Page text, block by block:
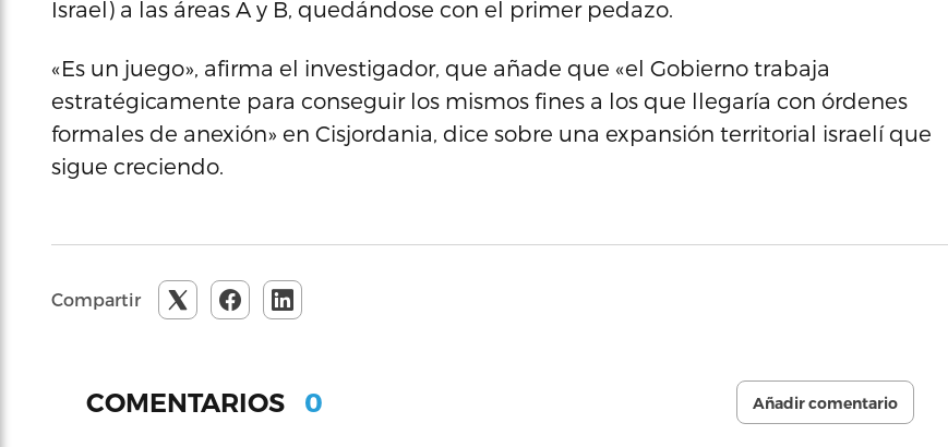
Israel) a las áreas A y B, quedándose con el primer pedazo.
«Es un juego», afirma el investigador, que añade que «el Gobierno trabaja
estratégicamente para conseguir los mismos fines a los que llegaría con órdenes
formales de anexión» en Cisjordania, dice sobre una expansión territorial israelí que
sigue creciendo.
Compartir
COMENTARIOS 0 Añadir comentario